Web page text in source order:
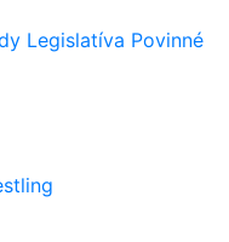
Legislatíva Povinné